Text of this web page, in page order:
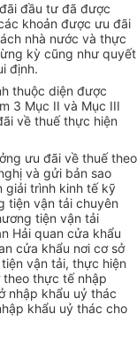
đầu tư đã được
khoản được ưu đãi
nhà nước và thực
kỳ cũng như quyết
định.
thuộc diện được
3 Mục II và Mục III
về thuế thực hiện
ưu đãi về thuế theo
và gửi bản sao
giải trình kinh tế kỹ
tiện vận tải chuyên
tiện vận tải
Hải quan cửa khẩu
cửa khẩu nơi cơ sở
vận tải, thực hiện
thực tế nhập
nhập khẩu uỷ thác
khẩu uỷ thác cho